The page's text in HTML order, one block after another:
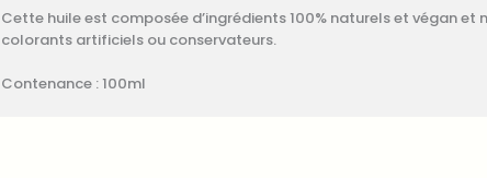
Cette huile est composée d’ingrédients 100% naturels et végan
colorants artificiels ou conservateurs.
Contenance : 100ml